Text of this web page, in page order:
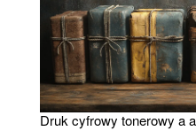
Druk cyfrowy tonerowy a